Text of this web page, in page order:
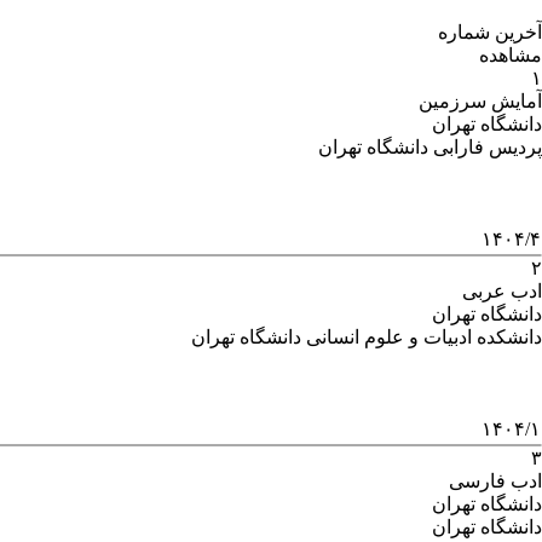
آخرین شماره
مشاهده
۱
آمایش سرزمین
دانشگاه تهران
پردیس فارابی دانشگاه تهران
۱۴۰۴/۴
۲
ادب عربی
دانشگاه تهران
دانشکده ادبیات و علوم انسانی دانشگاه تهران
۱۴۰۴/۱
۳
ادب فارسی
دانشگاه تهران
دانشگاه تهران